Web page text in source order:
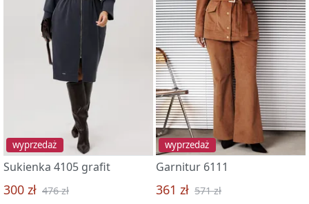
wyprzedaż
Sukienka 4105 grafit
300 zł 476 zł
wyprzedaż
Garnitur 6111
361 zł 571 zł